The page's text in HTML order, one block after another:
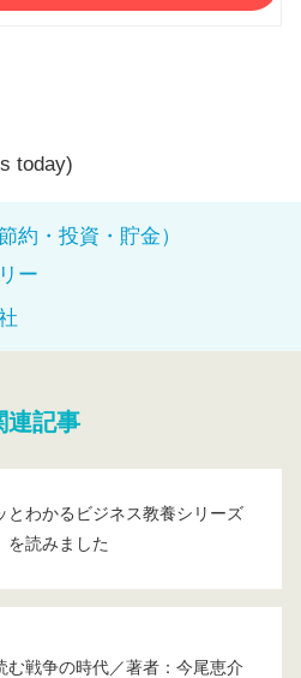
today)
約・投資・貯金）
ー
連記事
とわかるビジネス教養シリーズ
を読みました
む戦争の時代／著者：今尾恵介